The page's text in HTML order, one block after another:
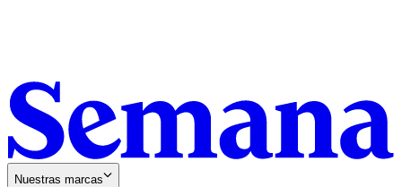
Nuestras marcas